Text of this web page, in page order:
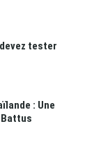
tester
: Une